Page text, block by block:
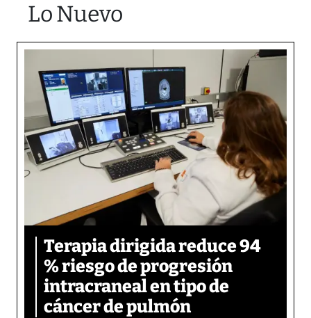
Lo Nuevo
Terapia dirigida reduce 94
% riesgo de progresión
intracraneal en tipo de
cáncer de pulmón